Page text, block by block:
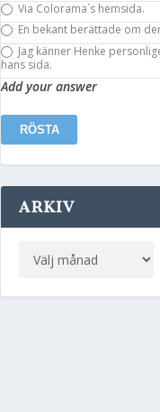
Via Colorama´s hemsida.
En bekant berättade om
Jag känner Henke
hans sida.
Add your answer
ARKIV